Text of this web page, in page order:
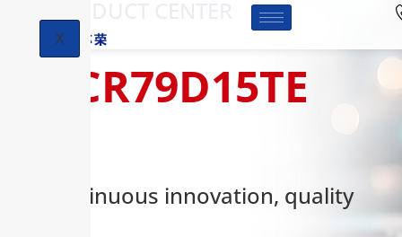
X
HCR79D15TE
Continuous innovation, quality